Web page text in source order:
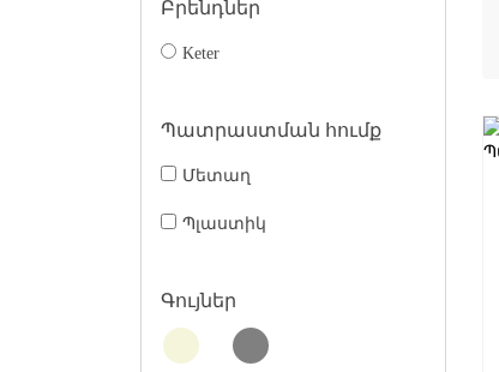
Բրենդներ
Keter
Պատրաստման հումք
Մետաղ
Պլաստիկ
Գույներ